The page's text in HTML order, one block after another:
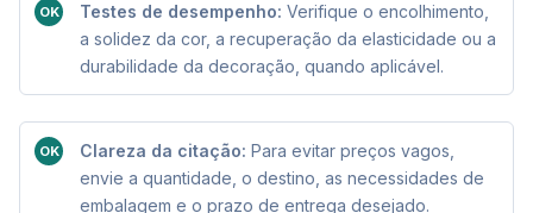
OK Testes de desempenho: Verifique o encolhimento,
a solidez da cor, a recuperação da elasticidade ou a
durabilidade da decoração, quando aplicável.
OK Clareza da citação: Para evitar preços vagos,
envie a quantidade, o destino, as necessidades de
embalagem e o prazo de entrega desejado.